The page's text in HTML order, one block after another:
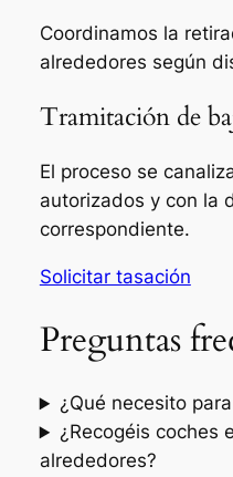
Coordinamos la
alrededores según
Tramitación de
El proceso se
autorizados y con la
correspondiente.
Solicitar tasación
Preguntas
¿Qué necesito
¿Recogéis coches
alrededores?